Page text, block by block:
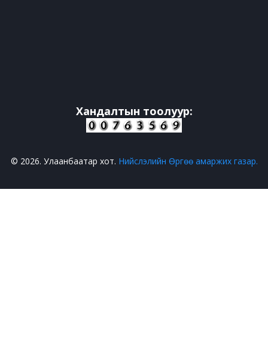
Хандалтын тоолуур:
© 2026. Улаанбаатар хот. Нийслэлийн Өргөө амаржих газар.